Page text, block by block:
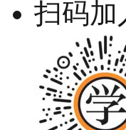
扫码加